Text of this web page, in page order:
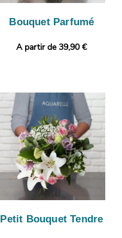
Bouquet Parfumé
A partir de 39,90 €
Petit Bouquet Tendre